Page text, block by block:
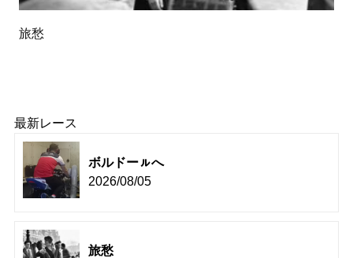
旅愁
最新レース
ボルドーㇽへ
2026/08/05
旅愁